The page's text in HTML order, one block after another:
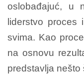
oslobađajuć, u
liderstvo
svima. Kao
na osnovu
predstavlja nešto